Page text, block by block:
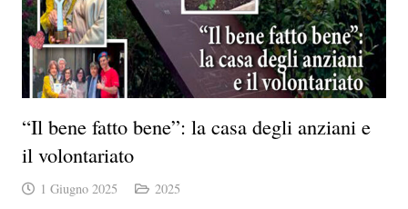
“Il bene fatto bene”: la casa degli anziani e
il volontariato
1 Giugno 2025 2025